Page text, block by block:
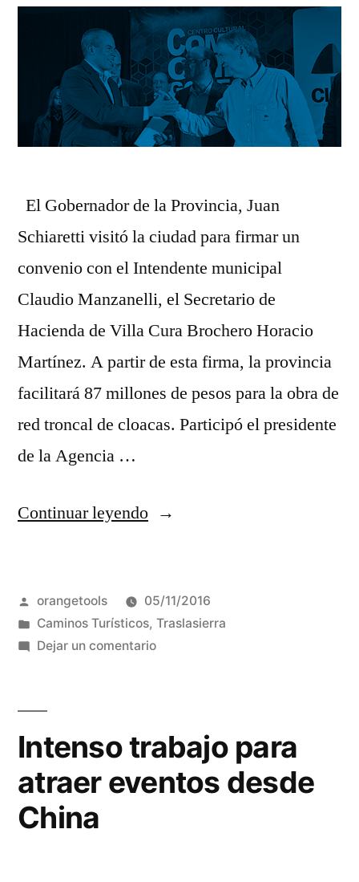
años
El Gobernador de la Provincia, Juan
Schiaretti visitó la ciudad para firmar un
convenio con el Intendente municipal
Claudio Manzanelli, el Secretario de
Hacienda de Villa Cura Brochero Horacio
Martínez. A partir de esta firma, la provincia
facilitará 87 millones de pesos para la obra de
red troncal de cloacas. Participó el presidente
de la Agencia …
Continuar leyendo“Mina
aporte
de
para
obras
de
Publicado
por
orangetools
05/11/2016
Publicada
en
Caminos Turísticos, Traslasierra
Dejar un comentarioen
aporte
de
la
Intenso trabajo para
atraer eventos desde
China